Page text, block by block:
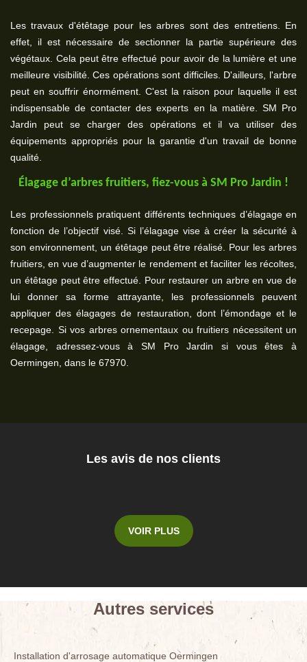
Les travaux d'étêtage pour les arbres sont des entretiens. En
effet, il est nécessaire de sectionner la partie supérieure des
végétaux. Cela peut être effectué pour avoir de la lumière et une
meilleure visibilité. Ces opérations sont difficiles. D'ailleurs, l'arbre
peut en souffrir énormément. C'est la raison pour laquelle il est
indispensable de contacter des experts en la matière. SM Pro
Jardin peut se charger des opérations et il va utiliser des
équipements appropriés pour la garantie d'un travail de bonne
qualité.
Élagage d’arbres fruitiers, fiez-vous à SM Pro Jardin !
Les professionnels pratiquent différents techniques d’élagage en
fonction de l’objectif visé. Si l’élagage vise à créer la sécurité à
son environnement, un étêtage peut être réalisé. Pour les arbres
fruitiers, en vue d’augmenter le rendement et faciliter les récoltes,
un étêtage peut être effectué. Pour restaurer un arbre en vue de
lui donner sa forme attrayante, les professionnels peuvent
appliquer des élagages de restauration, dont l’émondage et le
recepage. Si vos arbres ornementaux ou fruitiers nécessitent un
élagage, adressez-vous à SM Pro Jardin si vous êtes à
Oermingen, dans le 67970.
Les avis de nos clients
VOIR PLUS
Autres services
Installation d'arrosage automatique Oermingen